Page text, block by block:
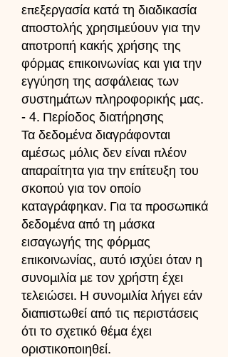
επεξεργασία κατά τη διαδικασία
αποστολής χρησιμεύουν για την
αποτροπή κακής χρήσης της
φόρμας επικοινωνίας και για την
εγγύηση της ασφάλειας των
συστημάτων πληροφορικής μας.
- 4. Περίοδος διατήρησης
Τα δεδομένα διαγράφονται
αμέσως μόλις δεν είναι πλέον
απαραίτητα για την επίτευξη του
σκοπού για τον οποίο
καταγράφηκαν. Για τα προσωπικά
δεδομένα από τη μάσκα
εισαγωγής της φόρμας
επικοινωνίας, αυτό ισχύει όταν η
συνομιλία με τον χρήστη έχει
τελειώσει. Η συνομιλία λήγει εάν
διαπιστωθεί από τις περιστάσεις
ότι το σχετικό θέμα έχει
οριστικοποιηθεί.